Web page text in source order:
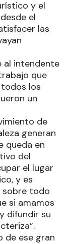
y el
el
las
al intendente
que
los
un
de
generan
queda en
del
el lugar
y es
sobre todo
si amamos
difundir su
de ese gran